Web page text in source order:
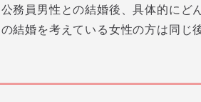
務員男性との結婚後、具体的にど
結婚を考えている女性の方は同じ